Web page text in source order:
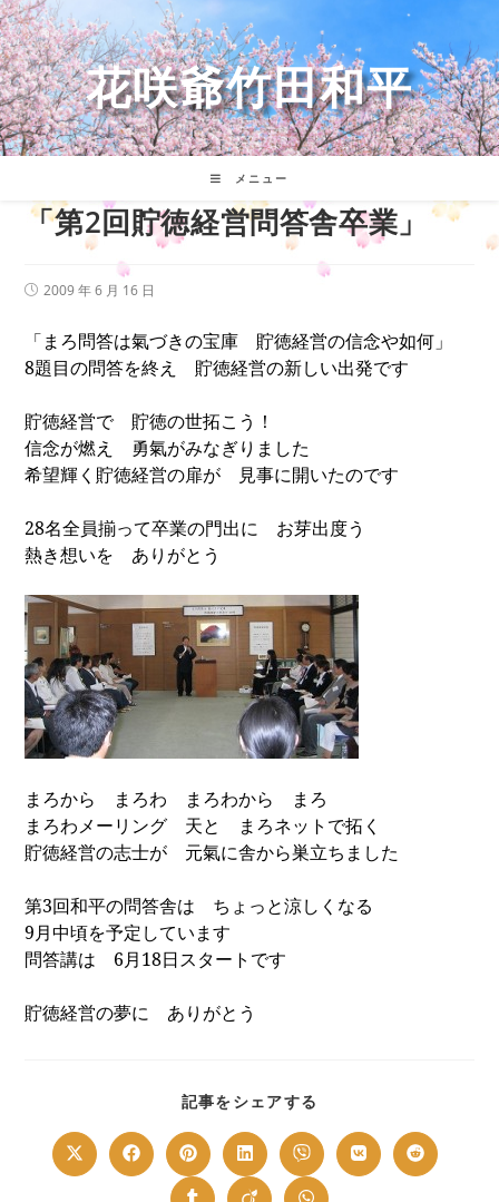
コ
ン
テ
ン
ツ
へ
ス
花咲爺竹田和平
メニュー
「第2回貯徳経営問答舎卒業」
投
開
日:
2009 年 6 月 16 日
「まろ問答は氣づきの宝庫 貯徳経営の信念や如何」
8題目の問答を終え 貯徳経営の新しい出発です
貯徳経営で 貯徳の世拓こう！
信念が燃え 勇氣がみなぎりました
希望輝く貯徳経営の扉が 見事に開いたのです
28名全員揃って卒業の門出に お芽出度う
熱き想いを ありがとう
まろから まろわ まろわから まろ
まろわメーリング 天と まろネットで拓く
貯徳経営の志士が 元氣に舎から巣立ちました
第3回和平の問答舎は ちょっと涼しくなる
9月中頃を予定しています
問答講は 6月18日スタートです
貯徳経営の夢に ありがとう
記事をシェアする
CONTENT
Opens
in
Opens
in
Opens
in
a
Opens
in
a
Opens
in
a
Opens
in
Opens
in